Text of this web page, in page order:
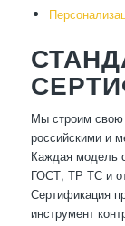
Мы строим свою
российскими и
Каждая модель
ГОСТ, ТР ТС и
Сертификация
инструмент